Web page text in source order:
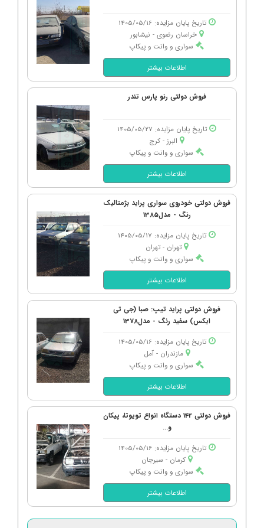
تاریخ پایان مزایده: 1405/05/16
خراسان رضوی - نیشابور
سواری و وانت و پیکاپ
اطلاعات بیشتر
فروش دولتی رنو پارس تندر
تاریخ پایان مزایده: 1405/05/27
البرز - كرج
سواری و وانت و پیکاپ
اطلاعات بیشتر
فروش دولتی خودروی سواری پراید بژمتالیک
رنگ - مدل1385
تاریخ پایان مزایده: 1405/05/17
تهران - تهران
سواری و وانت و پیکاپ
اطلاعات بیشتر
فروش دولتی پراید تیپ: صبا (جی تی
ایکس) سفید رنگ - مدل1378
تاریخ پایان مزایده: 1405/05/16
مازندران - آمل
سواری و وانت و پیکاپ
اطلاعات بیشتر
فروش دولتی 142 دستگاه انواع تویوتا، پیکان
و...
تاریخ پایان مزایده: 1405/05/16
کرمان - سیرجان
سواری و وانت و پیکاپ
اطلاعات بیشتر